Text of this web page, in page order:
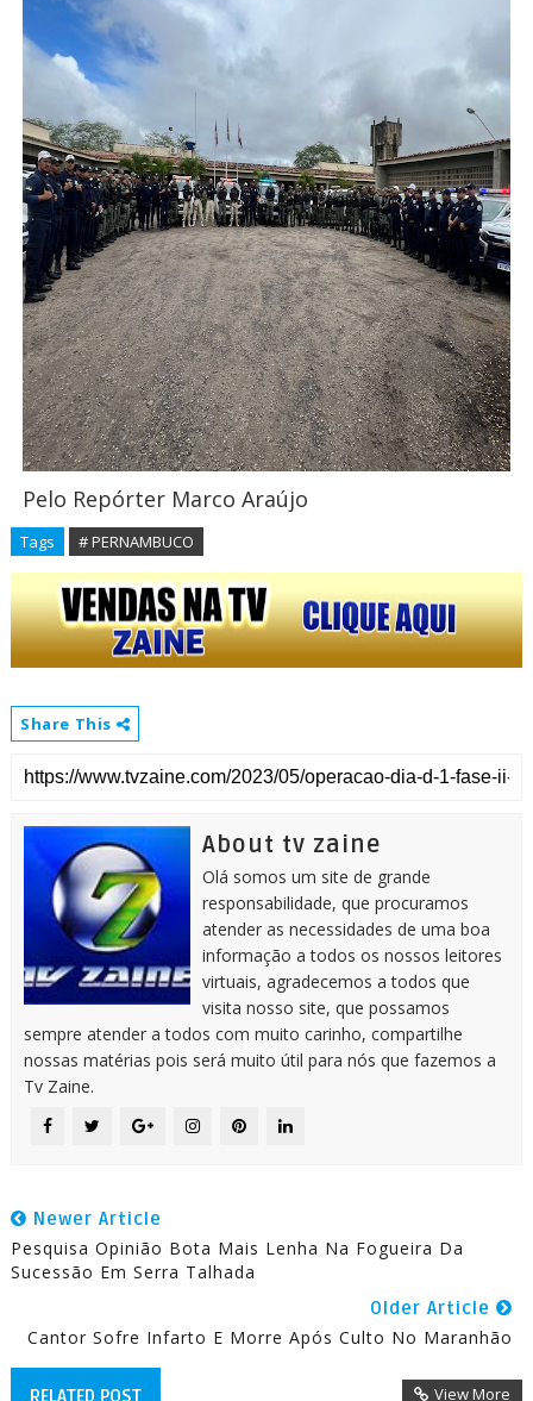
Pelo Repórter Marco Araújo
Tags # PERNAMBUCO
Share This
About tv zaine
Olá somos um site de grande
responsabilidade, que procuramos
atender as necessidades de uma boa
informação a todos os nossos leitores
virtuais, agradecemos a todos que
visita nosso site, que possamos
sempre atender a todos com muito carinho, compartilhe
nossas matérias pois será muito útil para nós que fazemos a
Tv Zaine.
Newer Article
Pesquisa Opinião Bota Mais Lenha Na Fogueira Da
Sucessão Em Serra Talhada
Older Article
Cantor Sofre Infarto E Morre Após Culto No Maranhão
RELATED POST View More